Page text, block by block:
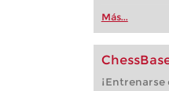
Más...
¡Entrenarse